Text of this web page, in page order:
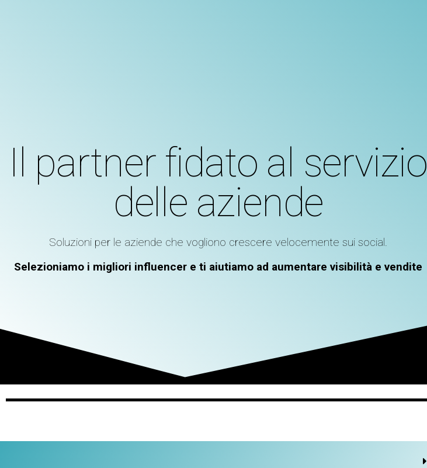
Il partner fidato al servizio
delle aziende
Soluzioni per le aziende che vogliono crescere velocemente sui social.
Selezioniamo i migliori influencer e ti aiutiamo ad aumentare visibilità e vendite